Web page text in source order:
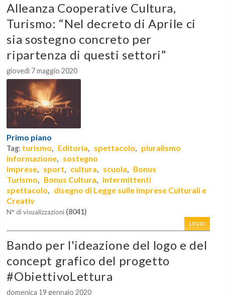
Alleanza Cooperative Cultura,
Turismo: “Nel decreto di Aprile ci
sia sostegno concreto per
ripartenza di questi settori”
giovedì 7 maggio 2020
Primo piano
Tag: turismo, Editoria, spettacolo, pluralismo
informazione, sostegno
imprese, sport, cultura, scuola, Bonus
Turismo, Bonus Cultura, intermittenti
spettacolo, disegno di Legge sulle imprese Culturali e
Creativ
N° di visualizzazioni (8041)
LEGGI
Bando per l'ideazione del logo e del
concept grafico del progetto
#ObiettivoLettura
domenica 19 gennaio 2020